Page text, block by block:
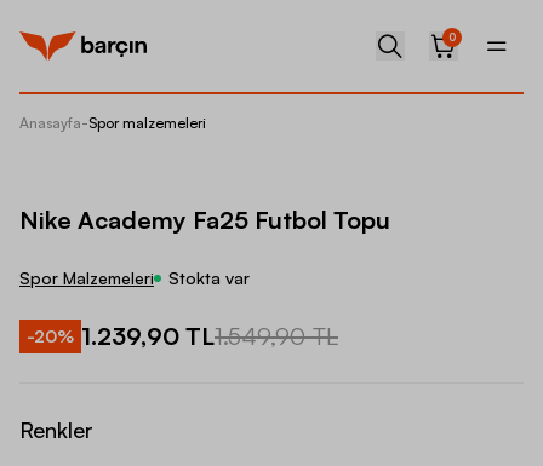
0
Anasayfa-Spor malzemeleri
Nike Academy Fa25 Futbol Topu
Spor Malzemeleri Stokta var
-20% 1.239,90 TL1.549,90 TL
Renkler